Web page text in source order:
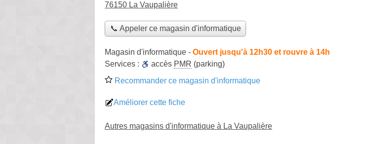
76150 La Vaupalière
📞 Appeler ce magasin d'informatique
Magasin d'informatique - Ouvert jusqu'à 12h30 et rouvre à 14h
Services :
accès PMR (parking)
Recommander ce magasin d'informatique
Améliorer cette fiche
Autres magasins d'informatique à La Vaupalière